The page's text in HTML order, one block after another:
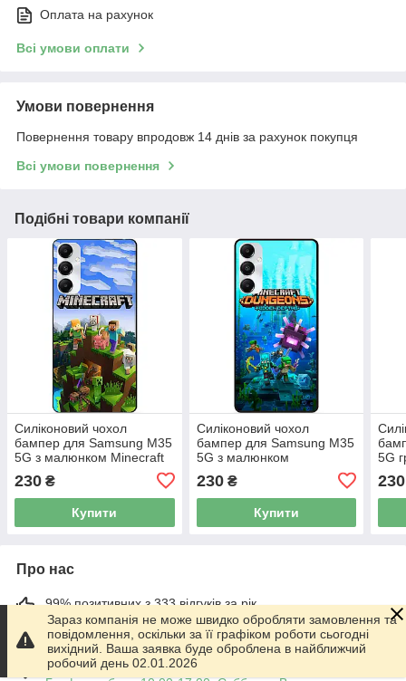
Оплата на рахунок
Всі умови оплати
Умови повернення
Повернення товару впродовж 14 днів за рахунок покупця
Всі умови повернення
Подібні товари компанії
Силіконовий чохол
бампер для Samsung M35
5G з малюнком Minecraft
230 ₴
Купити
Силіконовий чохол
бампер для Samsung M35
5G з малюнком
230₴
Купити
5G
230
Про нас
99% позитивних з 333 відгуків за рік
Працює з 01.06.2014
м. Харків
Зараз компанія не може швидко обробляти замовлення та
повідомлення, оскільки за її графіком роботи сьогодні
вихідний. Ваша заявка буде оброблена в найближчий
робочий день 02.01.2026